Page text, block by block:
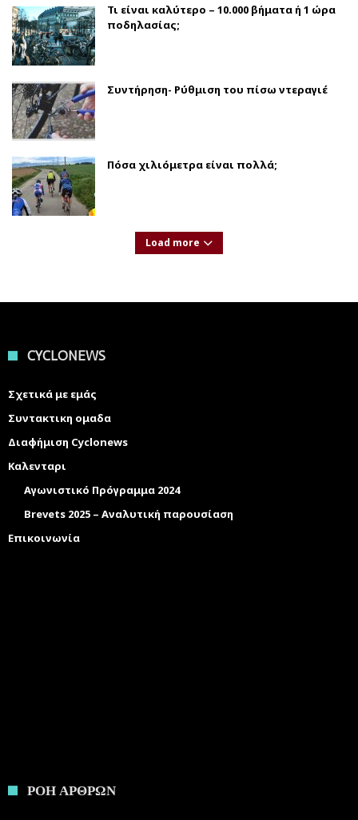
Τι είναι καλύτερο – 10.000 βήματα ή 1 ώρα
ποδηλασίας;
Συντήρηση- Ρύθμιση του πίσω ντεραγιέ
Πόσα χιλιόμετρα είναι πολλά;
Load more
CYCLONEWS
Σχετικά με εμάς
Συντακτικη ομαδα
Διαφήμιση Cyclonews
Καλενταρι
Αγωνιστικό Πρόγραμμα 2024
Brevets 2025 – Αναλυτική παρουσίαση
Επικοινωνία
ΡΟΗ ΑΡΘΡΩΝ